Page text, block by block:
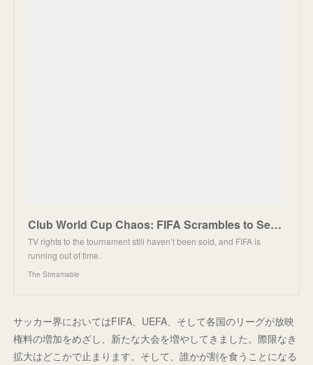
Club World Cup Chaos: FIFA Scrambles to Secure TV Deals
TV rights to the tournament still haven’t been sold, and FIFA is
running out of time.
The Streamable
サッカー界においてはFIFA、UEFA、そして各国のリーグが放映
権料の増加をめざし、新たな大会を増やしてきました。際限なき
拡大はどこかで止まります。そして、誰かが割を食うことになる